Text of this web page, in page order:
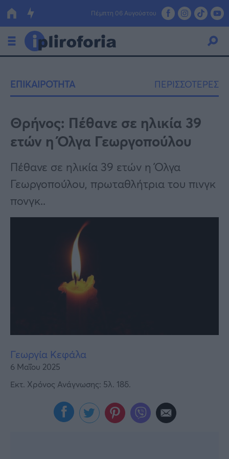
Πέμπτη 06 Αυγούστου
Οικονομία
Πολιτική
Τράπεζες
Επιδοτήσεις
ΕΣΠΑ
Κόσμος
Lifestyle
Αθλητικά
ΕΠΙΚΑΙΡΟΤΗΤΑ ΠΕΡΙΣΣΟΤΕΡΕΣ
Θρήνος: Πέθανε σε ηλικία 39
ετών η Όλγα Γεωργοπούλου
Πέθανε σε ηλικία 39 ετών η Όλγα
Γεωργοπούλου, πρωταθλήτρια του πινγκ
πονγκ..
Γεωργία Κεφάλα
6 Μαΐου 2025
Εκτ. Χρόνος Ανάγνωσης: 5λ. 18δ.